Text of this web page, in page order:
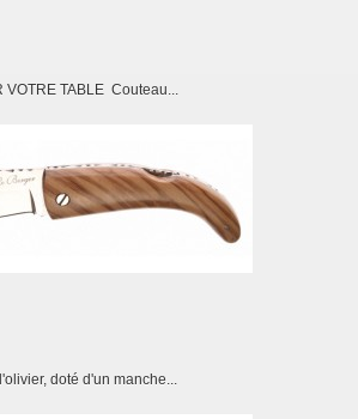
VOTRE TABLE Couteau...
doté d'un manche...